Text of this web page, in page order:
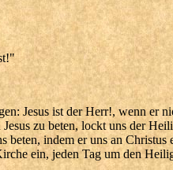
Jesus ist der Herr!, wenn er
zu beten, lockt uns der
beten, indem er uns an
ein, jeden Tag um den